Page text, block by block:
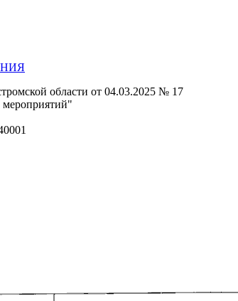
области от 04.03.2025 № 17
мероприятий"